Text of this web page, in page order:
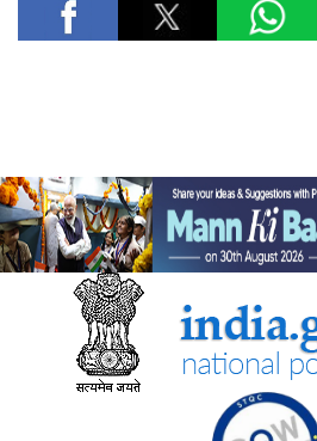
विषय: तिलहन एवं दलहन के उत्पादन को
स्थायी सामुदायिक परिसंपत्तियों में बदलने में
वाणिज्‍य एवं उद्योग मंत्रालय
डीजीएफटी, 'सोर्स फ्रॉम इंडिया' फीचर के
प्राप्त स्टार्टअप्स को वैश्विक व्यापार
नई दिल्ली में आधुनिकीकरण और औद्योगिक
के 12वें सत्र का आयोजन
भव्य योजना के पहले चरण के पहले राउंड में 87